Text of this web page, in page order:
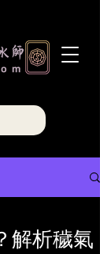
解析穢氣